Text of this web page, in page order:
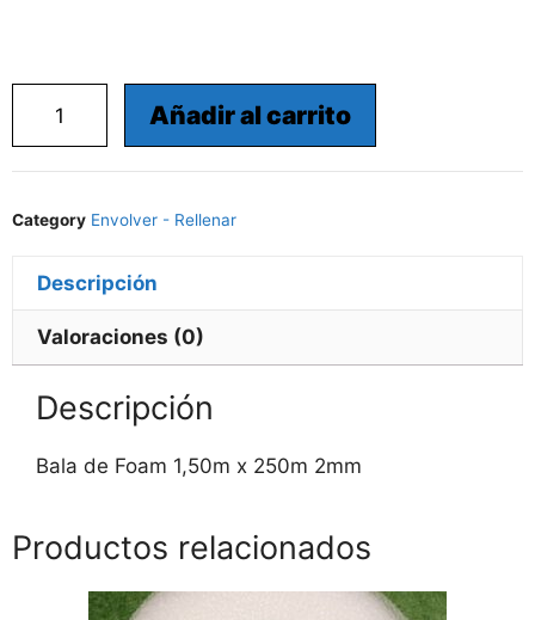
Añadir al carrito
Category Envolver - Rellenar
Descripción
Valoraciones (0)
Descripción
Bala de Foam 1,50m x 250m 2mm
Productos relacionados